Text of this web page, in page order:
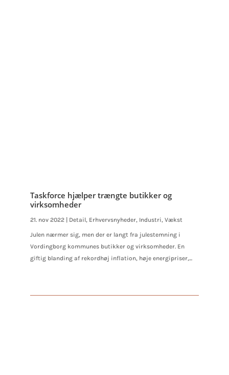
Taskforce hjælper trængte butikker og
virksomheder
21. nov 2022 Detail, Erhvervsnyheder, Industri,Vækst
Julen nærmer sig, men der er langt fra julestemning i
Vordingborg kommunes butikker og virksomheder. En
giftig blanding af rekordhøj inflation, høje energipriser,...